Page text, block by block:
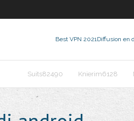
Best VPN 2021Diffusion en
Suits82490 Knierim6128